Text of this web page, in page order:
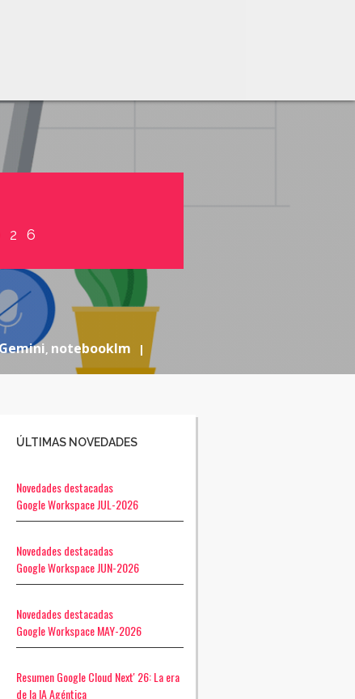
, notebooklm |
ÚLTIMAS NOVEDADES
Novedades destacadas
Google Workspace JUL-2026
Novedades destacadas
Google Workspace JUN-2026
Novedades destacadas
Google Workspace MAY-2026
Resumen Google Cloud Next' 26: La era
de la IA Agéntica